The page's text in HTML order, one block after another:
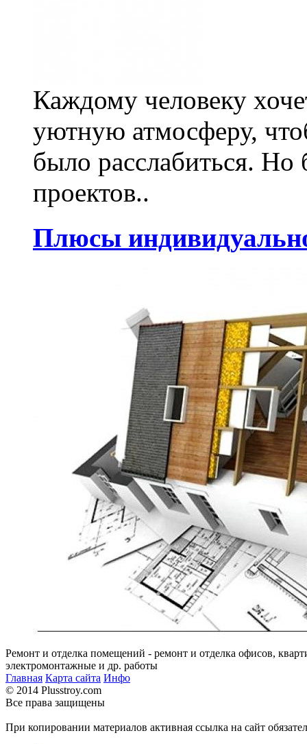
Каждому человеку
уютную атмосферу,
было расслабиться. Но
проектов..
Плюсы
Ремонт и отделка помещений - ремонт и отделка офисов,
электромонтажные и др. работы
Главная Карта сайта Инфо
© 2014 Plusstroy.com
Все права защищены
При копировании материалов активная ссылка на сайт